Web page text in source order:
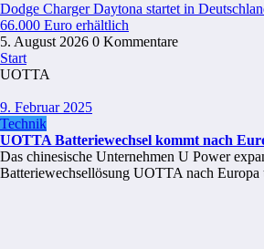
Dodge Charger Daytona startet in
66.000 Euro erhältlich
5. August 2026 0 Kommentare
Start
UOTTA
9. Februar 2025
Technik
UOTTA Batteriewechsel kommt nach
Das chinesische Unternehmen U Power
Batteriewechsellösung UOTTA nach